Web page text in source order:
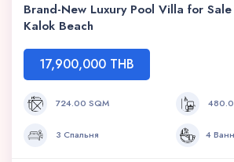
Brand-New Luxury Pool Villa for
Kalok Beach
17,900,000 THB
724.00 SQM
3 Спальня 4